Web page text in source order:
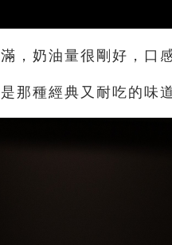
，奶油量很剛好，口
那種經典又耐吃的味道